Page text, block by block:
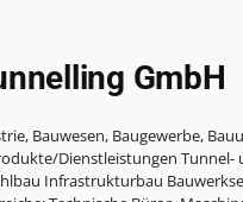
GmbH
Bauwesen, Baugewerbe,
Infrastrukturbau